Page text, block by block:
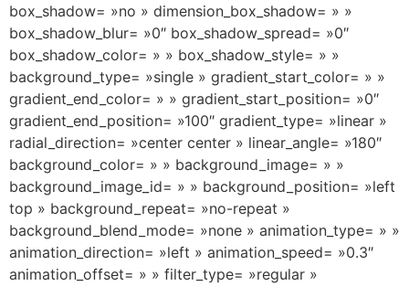
box_shadow= »no » dimension_box_shadow= » »
box_shadow_blur= »0″ box_shadow_spread= »0″
box_shadow_color= » » box_shadow_style= » »
background_type= »single » gradient_start_color= » »
gradient_end_color= » » gradient_start_position= »0″
gradient_end_position= »100″ gradient_type= »linear »
radial_direction= »center center » linear_angle= »180″
background_color= » » background_image= » »
background_image_id= » » background_position= »left
top » background_repeat= »no-repeat »
background_blend_mode= »none » animation_type= » »
animation_direction= »left » animation_speed= »0.3″
animation_offset= » » filter_type= »regular »